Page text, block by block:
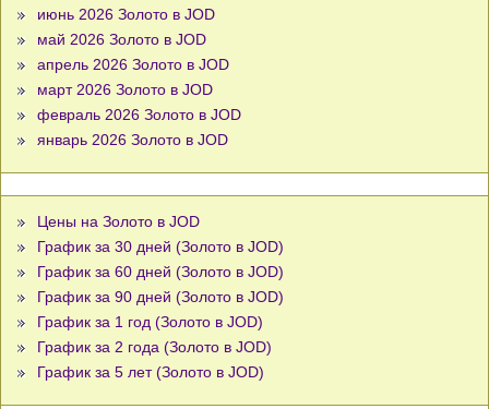
июнь 2026 Золото в JOD
май 2026 Золото в JOD
апрель 2026 Золото в JOD
март 2026 Золото в JOD
февраль 2026 Золото в JOD
январь 2026 Золото в JOD
Цены на Золото в JOD
График за 30 дней (Золото в JOD)
График за 60 дней (Золото в JOD)
График за 90 дней (Золото в JOD)
График за 1 год (Золото в JOD)
График за 2 года (Золото в JOD)
График за 5 лет (Золото в JOD)